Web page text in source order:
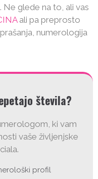
glede na to, ali vas
ali pa preprosto
numerologija
števila?
ki vam
vaše življenjske
profil